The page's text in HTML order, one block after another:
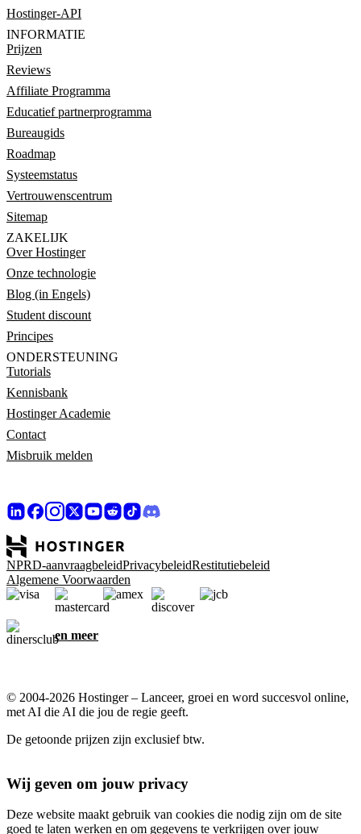
Hostinger-API
INFORMATIE
Prijzen
Reviews
Affiliate Programma
Educatief partnerprogramma
Bureaugids
Roadmap
Systeemstatus
Vertrouwenscentrum
Sitemap
ZAKELIJK
Over Hostinger
Onze technologie
Blog (in Engels)
Student discount
Principes
ONDERSTEUNING
Tutorials
Kennisbank
Hostinger Academie
Contact
Misbruik melden
NPRD-aanvraagbeleidPrivacybeleidRestitutiebeleid
Algemene Voorwaarden
en meer
© 2004-2026 Hostinger – Lanceer, groei en word succesvol online,
met AI die AI die jou de regie geeft.
De getoonde prijzen zijn exclusief btw.
Wij geven om jouw privacy
Deze website maakt gebruik van cookies die nodig zijn om de site
goed te laten werken en om gegevens te verkrijgen over jouw